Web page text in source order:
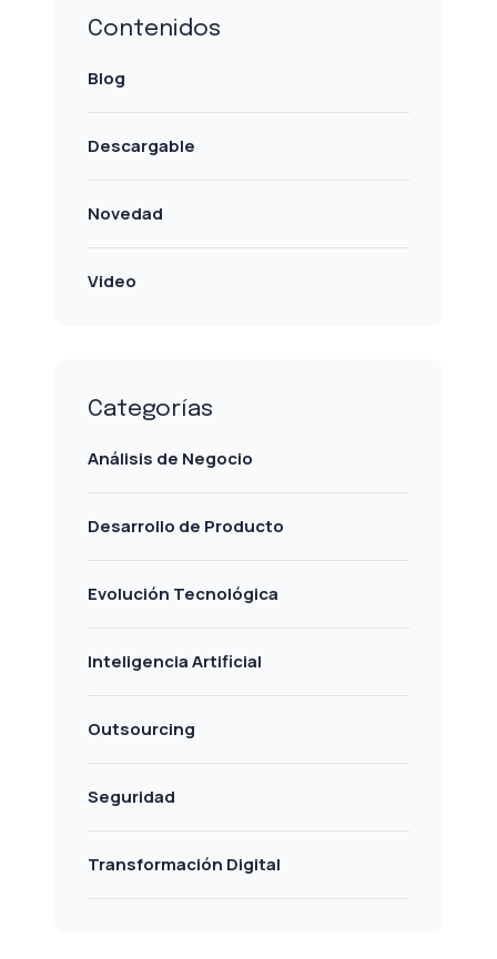
Contenidos
Blog
Descargable
Novedad
Video
Categorías
Análisis de Negocio
Desarrollo de Producto
Evolución Tecnológica
Inteligencia Artificial
Outsourcing
Seguridad
Transformación Digital